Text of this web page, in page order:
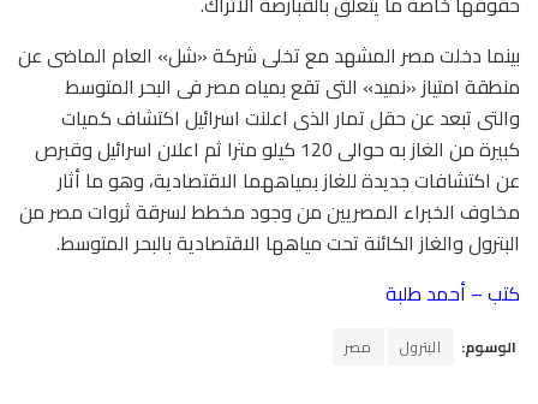
بينما دخلت مصر المشهد مع تخلى شركة «شل» العام الماضى عن
منطقة امتياز «نميد» التى تقع بمياه مصر فى البحر المتوسط
والتى تبعد عن حقل تمار الذى اعلنت اسرائيل اكتشاف كميات
كبيرة من الغاز به حوالى 120 كيلو مترا ثم اعلان اسرائيل وقبرص
عن اكتشافات جديدة للغاز بمياههما الاقتصادية، وهو ما أثار
مخاوف الخبراء المصريين من وجود مخطط لسرقة ثروات مصر من
البترول والغاز الكائنة تحت مياهها الاقتصادية بالبحر المتوسط.
كتب – أحمد طلبة
الوسوم: البترول مصر